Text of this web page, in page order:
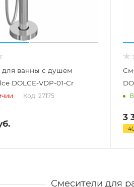
для ванны с душем
DOLCE-VDP-01-Cr
Код: 27175
3
-
Смесители для